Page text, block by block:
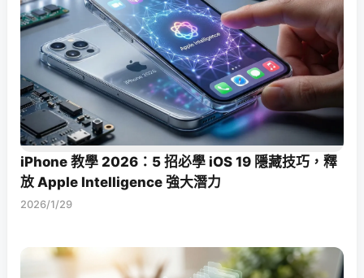
iPhone 教學 2026：5 招必學 iOS 19 隱藏技巧，釋
放 Apple Intelligence 強大潛力
2026/1/29